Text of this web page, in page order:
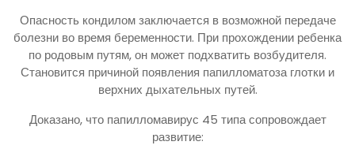
Опасность кондилом заключается в возможной передаче
болезни во время беременности. При прохождении ребенка
по родовым путям, он может подхватить возбудителя.
Становится причиной появления папилломатоза глотки и
верхних дыхательных путей.
Доказано, что папилломавирус 45 типа сопровождает
развитие: